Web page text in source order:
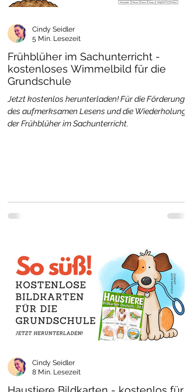
Frühblüher im Sachunterricht -
kostenloses Wimmelbild für die
Grundschule
Jetzt kostenlos herunterladen! Für die Förderung
des aufmerksamen Lesens und die Wiederholung
der Frühblüher im Sachunterricht.
Cindy Seidler
5 Min. Lesezeit
Cindy Seidler
8 Min. Lesezeit